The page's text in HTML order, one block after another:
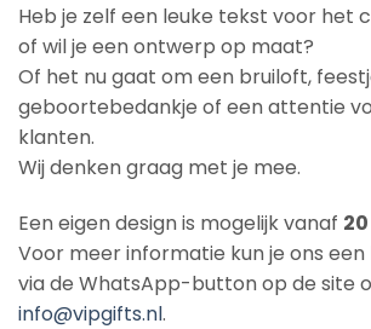
Heb je zelf een leuke tekst voor het
of wil je een ontwerp op maat?
Of het nu gaat om een bruiloft,
geboortebedankje of een attentie
klanten.
Wij denken graag met je mee.
Een eigen design is mogelijk vanaf
Voor meer informatie kun je ons
via de WhatsApp-button op de site
info@vipgifts.nl.